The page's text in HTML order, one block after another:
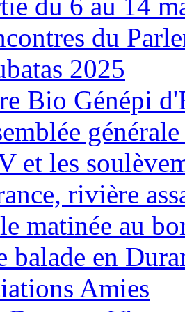
du 6 au 14
du
2025
Bio Génépi
et les
rivière
matinée au
balade en
Amies